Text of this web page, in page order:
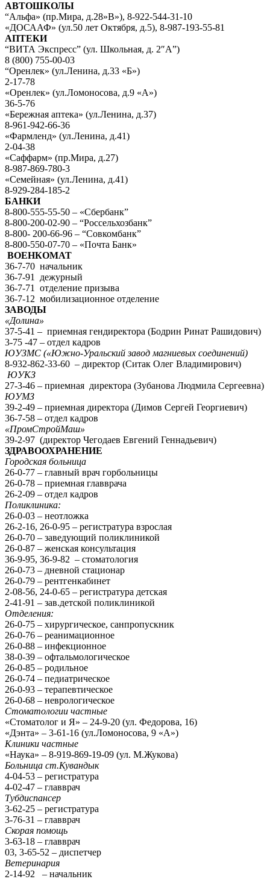
АВТОШКОЛЫ
“Альфа» (пр.Мира, д.28»В»), 8-922-544-31-10
«ДОСААФ» (ул.50 лет Октября, д.5), 8-987-193-55-81
АПТЕКИ
“ВИТА Экспресс” (ул. Школьная, д. 2″А”)
8 (800) 755-00-03
“Оренлек» (ул.Ленина, д.33 «Б»)
2-17-78
«Оренлек» (ул.Ломоносова, д.9 «А»)
36-5-76
«Бережная аптека» (ул.Ленина, д.37)
8-961-942-66-36
«Фармленд» (ул.Ленина, д.41)
2-04-38
«Саффарм» (пр.Мира, д.27)
8-987-869-780-3
«Семейная» (ул.Ленина, д.41)
8-929-284-185-2
БАНКИ
8-800-555-55-50 – «Сбербанк”
8-800-200-02-90 – “Россельхозбанк”
8-800- 200-66-96 – “Совкомбанк”
8-800-550-07-70 – «Почта Банк»
ВОЕНКОМАТ
36-7-70 начальник
36-7-91 дежурный
36-7-71 отделение призыва
36-7-12 мобилизационное отделение
ЗАВОДЫ
«Долина»
37-5-41 – приемная гендиректора (Бодрин Ринат Рашидович)
3-75 -47 – отдел кадров
ЮУЗМС («Южно-Уральский завод магниевых соединений)
8-932-862-33-60 – директор (Ситак Олег Владимирович)
ЮУКЗ
27-3-46 – приемная директора (Зубанова Людмила Сергеевна)
ЮУМЗ
39-2-49 – приемная директора (Димов Сергей Георгиевич)
36-7-58 – отдел кадров
«ПромСтройМаш»
39-2-97 (директор Чегодаев Евгений Геннадьевич)
ЗДРАВООХРАНЕНИЕ
Городская больница
26-0-77 – главный врач горбольницы
26-0-78 – приемная главврача
26-2-09 – отдел кадров
Поликлиника:
26-0-03 – неотложка
26-2-16, 26-0-95 – регистратура взрослая
26-0-70 – заведующий поликлиникой
26-0-87 – женская консультация
36-9-95, 36-9-82 – стоматология
26-0-73 – дневной стационар
26-0-79 – рентгенкабинет
2-08-56, 24-0-65 – регистратура детская
2-41-91 – зав.детской поликлиникой
Отделения:
26-0-75 – хирургическое, санпропускник
26-0-76 – реанимационное
26-0-88 – инфекционное
38-0-39 – офтальмологическое
26-0-85 – родильное
26-0-74 – педиатрическое
26-0-93 – терапевтическое
26-0-68 – неврологическое
Стоматологии частные
«Стоматолог и Я» – 24-9-20 (ул. Федорова, 16)
«Дэнта» – 3-61-16 (ул.Ломоносова, 9 «А»)
Клиники частные
«Наука» – 8-919-869-19-09 (ул. М.Жукова)
Больница ст.Кувандык
4-04-53 – регистратура
4-02-47 – главврач
Тубдиспансер
3-62-25 – регистратура
3-76-31 – главврач
Скорая помощь
3-63-18 – главврач
03, 3-65-52 – диспетчер
Ветеринария
2-14-92 – начальник